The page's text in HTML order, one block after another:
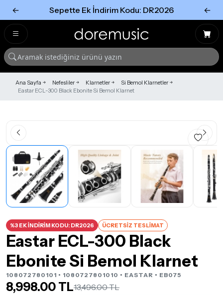
← Sepette Ek İndirim Kodu: DR2026 ←
Ana Sayfa Nefesliler Klarnetler
Si Bemol Klarnetler
Eastar ECL-300 Black Ebonite Si Bemol Klarnet
%3 EK İNDİRİM KODU: DR2026 ÜCRETSİZ TESLİMAT
Eastar ECL-300 Black
Ebonite Si Bemol Klarnet
108072780101 • 1080727801010 • EASTAR • EB075
8,998.00 TL13,496.00 TL
Tümünü Gör
Tümünü gör